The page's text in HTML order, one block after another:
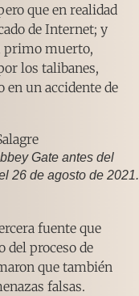
que en realidad
de Internet; y
primo muerto,
los talibanes,
en un accidente de
Gate antes del
26 de agosto de 2021.
fuente que
proceso de
que también
falsas.